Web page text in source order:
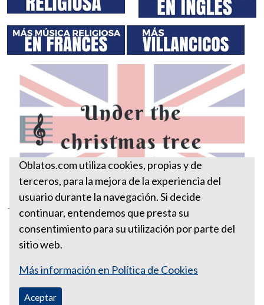
Under the Christmas tree
Oblatos.com utiliza cookies, propias y de
terceros, para la mejora de la experiencia del
usuario durante la navegación. Si decide
continuar, entendemos que presta su
consentimiento para su utilización por parte del
sitio web.
Más información en Política de Cookies
Aceptar